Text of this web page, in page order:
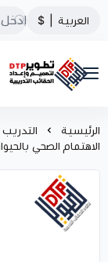
العربية $
تطوير الحقائب
الرئيسية
الاهتمام الصحي